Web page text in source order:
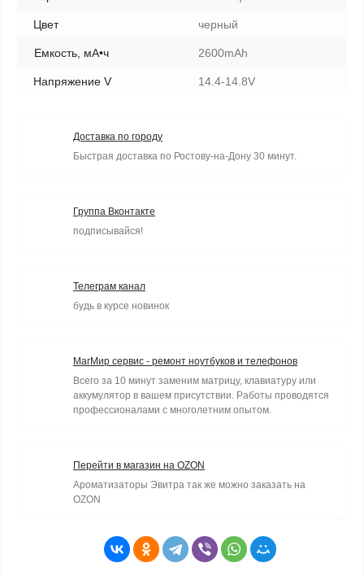
Цвет черный
Емкость, мА•ч 2600mAh
Напряжение V 14.4-14.8V
Доставка по городу
Быстрая доставка по Ростову-на-Дону 30 минут.
Группа Вконтакте
подписывайся!
Телеграм канал
будь в курсе новинок
МагМир сервис - ремонт ноутбуков и телефонов
Всего за 10 минут заменим матрицу, клавиатуру или
аккумулятор в вашем присутствии. Работы проводятся
профессионалами с многолетним опытом.
Перейти в магазин на OZON
Ароматизаторы Эвитра так же можно заказать на
OZON